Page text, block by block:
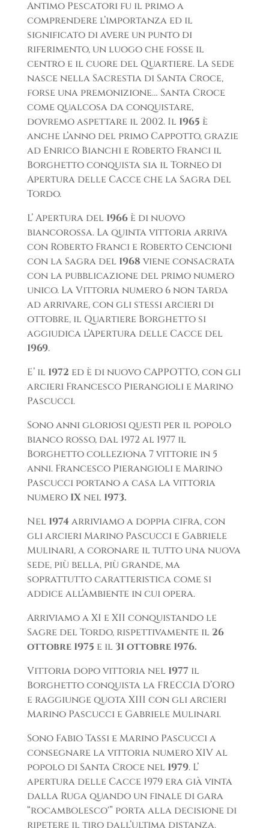
Antimo Pescatori fu il primo a
comprendere l’importanza ed il
significato di avere un punto di
riferimento, un luogo che fosse il
centro e il cuore del Quartiere. La sede
nasce nella Sacrestia di Santa Croce,
forse una premonizione… Santa Croce
come qualcosa da conquistare,
dovremo aspettare il 2002. Il 1965 è
anche l’anno del primo Cappotto, grazie
ad Enrico Bianchi e Roberto Franci il
Borghetto conquista sia il Torneo di
Apertura delle Cacce che la Sagra del
Tordo.
L’ Apertura del 1966è di nuovo
biancorossa. La quinta vittoria arriva
con Roberto Franci e Roberto Cencioni
con la Sagra del 1968 viene consacrata
con la pubblicazione del primo numero
unico. La Vittoria numero 6 non tarda
ad arrivare, con gli stessi arcieri di
ottobre, il Quartiere Borghetto si
aggiudica l’Apertura delle Cacce del
1969.
E’ il 1972 ed è di nuovo CAPPOTTO, con gli
arcieri Francesco Pierangioli e Marino
Pascucci.
Sono anni gloriosi questi per il popolo
bianco rosso, dal 1972 al 1977 il
Borghetto colleziona 7 vittorie in 5
anni. Francesco Pierangioli e Marino
Pascucci portano a casa la vittoria
numero IX nel 1973.
Nel 1974arriviamo a doppia cifra, con
gli arcieri Marino Pascucci e Gabriele
Mulinari, a coronare il tutto una nuova
sede, più bella, più grande, ma
soprattutto caratteristica come si
addice all’ambiente in cui opera.
Arriviamo a XI e XII conquistando le
Sagre del Tordo, rispettivamente il 26
ottobre 1975 e il 31 ottobre 1976.
Vittoria dopo vittoria nel 1977 il
Borghetto conquista la FRECCIA D’ORO
e raggiunge quota XIII con gli arcieri
Marino Pascucci e Gabriele Mulinari.
Sono Fabio Tassi e Marino Pascucci a
consegnare la vittoria numero XIV al
popolo di Santa Croce nel 1979. L’
apertura delle Cacce 1979 era già vinta
dalla Ruga quando un finale di gara
“rocambolesco'” porta alla decisione di
ripetere il tiro dall’ultima distanza.